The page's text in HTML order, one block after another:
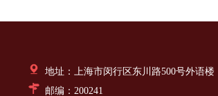
地址：上海市闵行区东川路500号外语楼
邮编：200241